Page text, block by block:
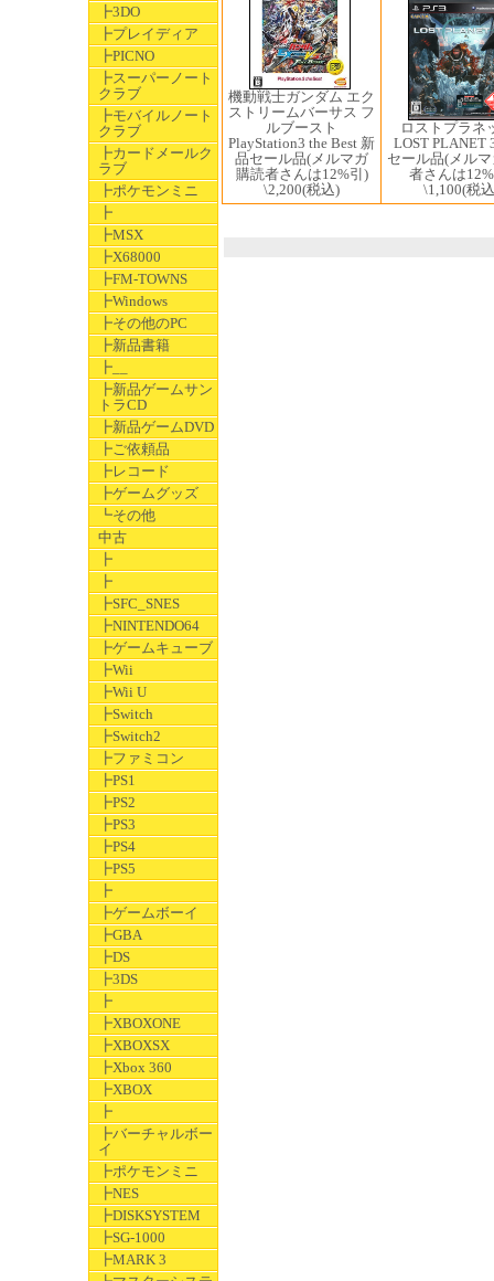
┣3DO
┣プレイディア
┣PICNO
┣スーパーノート
クラブ
┣モバイルノート
クラブ
┣カードメールク
ラブ
┣ポケモンミニ
┣
┣MSX
┣X68000
┣FM-TOWNS
┣Windows
┣その他のPC
┣新品書籍
┣__
┣新品ゲームサン
トラCD
┣新品ゲームDVD
┣ご依頼品
┣レコード
┣ゲームグッズ
┗その他
中古
┣
┣
┣SFC_SNES
┣NINTENDO64
┣ゲームキューブ
┣Wii
┣Wii U
┣Switch
┣Switch2
┣ファミコン
┣PS1
┣PS2
┣PS3
┣PS4
┣PS5
┣
┣ゲームボーイ
┣GBA
┣DS
┣3DS
┣
┣XBOXONE
┣XBOXSX
┣Xbox 360
┣XBOX
┣
┣バーチャルボー
イ
┣ポケモンミニ
┣NES
┣DISKSYSTEM
┣SG-1000
┣MARK 3
機動戦士ガンダム エク
ストリームバーサス フ
ルブースト
PlayStation3 the Best 新
品セール品(メルマガ
購読者さんは12%引)
\2,200(税込)
ロストプラネ
LOST PLANET
セール品(メル
者さんは
\1,100(税